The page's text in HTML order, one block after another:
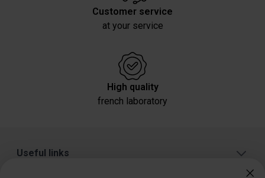
Customer service
at your service
High quality
french laboratory
Useful links